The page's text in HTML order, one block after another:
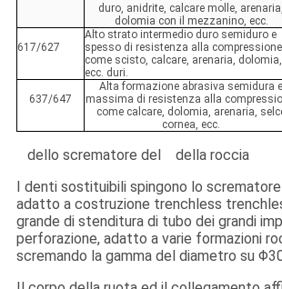
duro, anidrite, calcare molle, arenaria,
dolomia con il mezzanino, ecc.
617/627
Alto strato intermedio duro semiduro e
spesso di resistenza alla
come scisto, calcare, arenaria, dolomia,
ecc. duri.
637/647
Alta formazione abrasiva semidura e
massima di resistenza alla
come calcare, dolomia, arenaria,
cornea, ecc.
dello scrematore del della roccia
I denti sostituibili spingono lo
adatto a costruzione trenchless
grande di stenditura di tubo dei grandi
perforazione, adatto a varie formazioni
scremando la gamma del diametro su